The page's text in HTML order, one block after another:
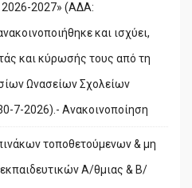
2026-2027» (ΑΔΑ:
και ισχύει,
και κύρωσής τους από τη
Ωνασείων Σχολείων
7-2026).- Ανακοινοποίηση
τοποθετούμενων & μη
Α/θμιας & Β/